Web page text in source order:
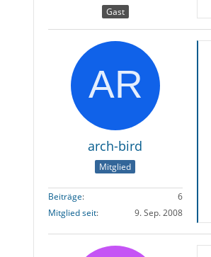
Gast
arch-bird
Mitglied
Beiträge
6
Mitglied seit
9. Sep. 2008